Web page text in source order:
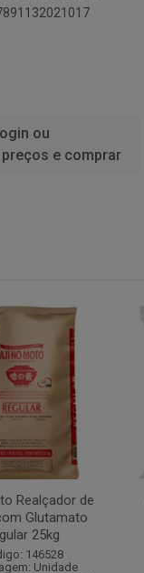
ou
e comprar
Realçador de
Glutamato
25kg
146528
Unidade